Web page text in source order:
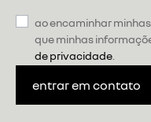
ao encaminhar
que minhas
de privacidade
entrar em contato